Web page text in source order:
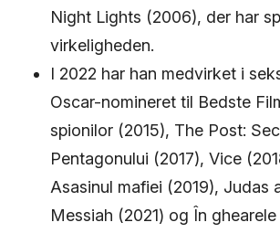
Night Lights (2006), der har
virkeligheden.
I 2022 har han medvirket i
Oscar-nomineret til Bedste
spionilor (2015), The Post:
Pentagonului (2017), Vice
Asasinul mafiei (2019), Judas
Messiah (2021) og În